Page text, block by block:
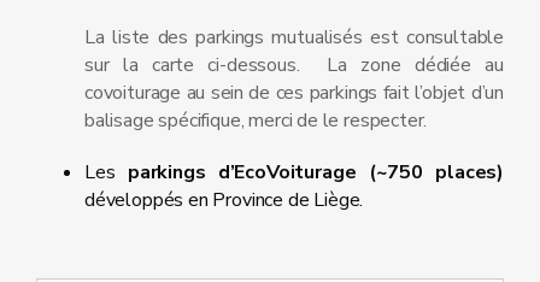
La liste des parkings mutualisés est consultable
sur la carte ci-dessous. La zone dédiée au
covoiturage au sein de ces parkings fait l’objet d’un
balisage spécifique, merci de le respecter.
Les parkings d’EcoVoiturage (~750 places)
développés en Province de Liège.